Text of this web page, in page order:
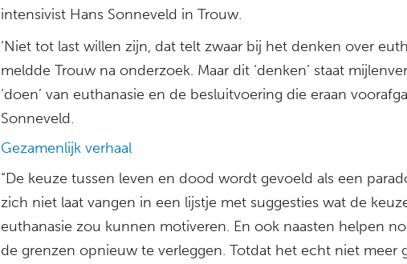
intensivist Hans Sonneveld in Trouw.
‘Niet tot last willen zijn, dat telt zwaar bij het denken over
meldde Trouw na onderzoek. Maar dit ‘denken’ staat
‘doen’ van euthanasie en de besluitvoering die eraan
Sonneveld.
Gezamenlijk verhaal
“De keuze tussen leven en dood wordt gevoeld als een
zich niet laat vangen in een lijstje met suggesties wat de
euthanasie zou kunnen motiveren. En ook naasten helpen
de grenzen opnieuw te verleggen. Totdat het echt niet meer